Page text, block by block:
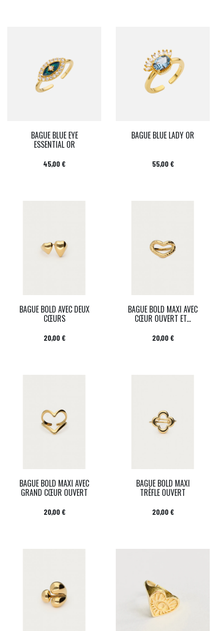
BAGUE BLUE EYE
ESSENTIAL OR
Prix
45,00 €
BAGUE BLUE LADY OR
Prix
55,00 €
BAGUE BOLD AVEC DEUX
CŒURS
Prix
20,00 €
BAGUE BOLD MAXI AVEC
CŒUR OUVERT ET...
Prix
20,00 €
BAGUE BOLD MAXI AVEC
GRAND CŒUR OUVERT
Prix
20,00 €
BAGUE BOLD MAXI
TRÈFLE OUVERT
Prix
20,00 €